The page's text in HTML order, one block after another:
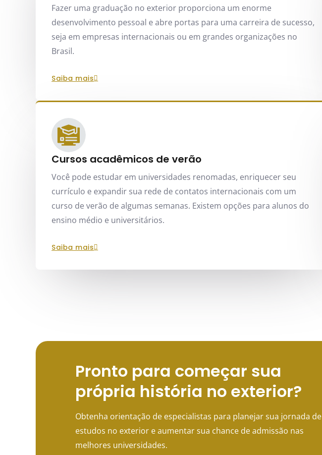
Fazer uma graduação no exterior proporciona um enorme
desenvolvimento pessoal e abre portas para uma carreira de sucesso,
seja em empresas internacionais ou em grandes organizações no
Brasil.
saiba mais
Cursos acadêmicos de verão
Você pode estudar em universidades renomadas, enriquecer seu
currículo e expandir sua rede de contatos internacionais com um
curso de verão de algumas semanas. Existem opções para alunos do
ensino médio e universitários.
saiba mais
Pronto para começar sua
própria história no exterior?
Obtenha orientação de especialistas para planejar sua jornada de
estudos no exterior e aumentar sua chance de admissão nas
melhores universidades.